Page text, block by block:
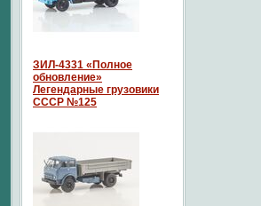
ЗИЛ-4331 «Полное
обновление»
Легендарные грузовики
СССР №125